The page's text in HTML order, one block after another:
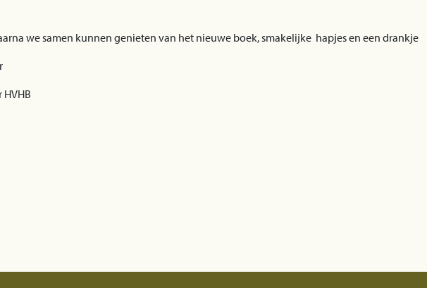
we samen kunnen genieten van het nieuwe boek, smakelijke hapjes en een drankje